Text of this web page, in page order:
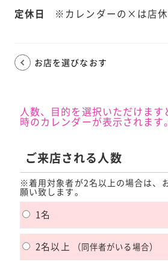
定休日
※カレンダーの×は店休
お店を選びなおす
人数、目的を選択いただけます
時のカレンダーが表示されます。
ご来店される人数
※着用対象者が2名以上の場合は、
願い致します。
1名
2名以上 （同伴者がいる場合）